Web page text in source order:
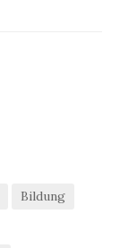
Bildung